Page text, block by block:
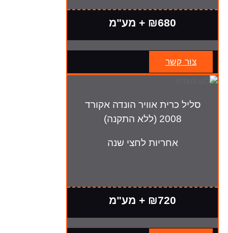
₪680 + מע"מ
צור קשר
סליל כרית אוויר הונדה אקורד
2008 (ללא התקנה)
אחריות לחצי שנה
₪720 + מע"מ